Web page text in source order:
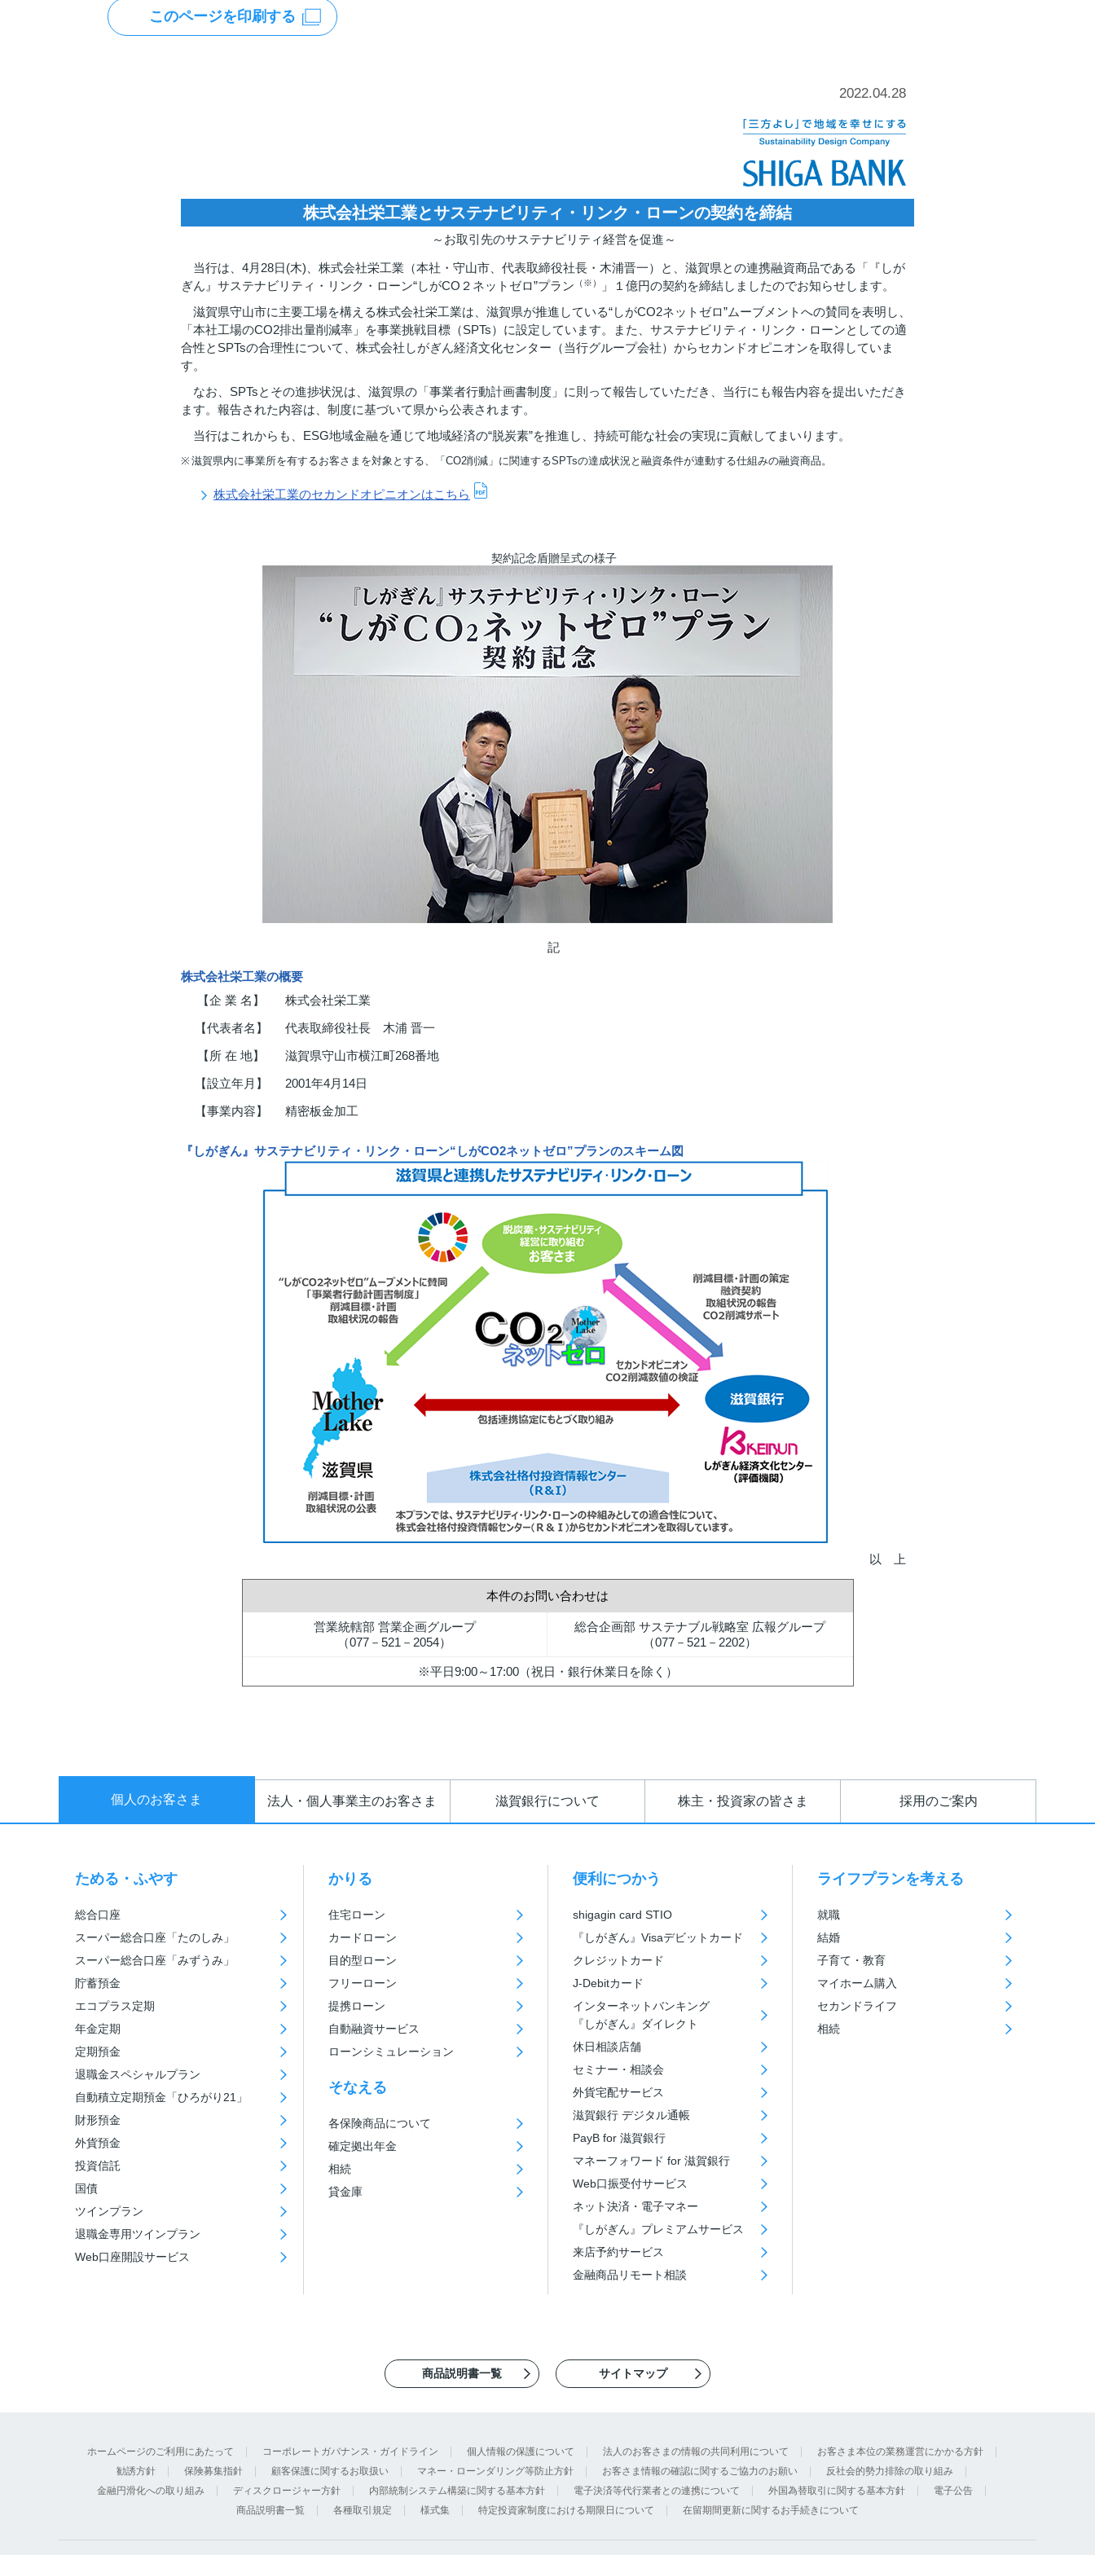
このページを印刷する
2022.04.28
株式会社栄工業とサステナビリティ・リンク・ローンの契約を締結
～お取引先のサステナビリティ経営を促進～
当行は、4月28日(木)、株式会社栄工業（本社・守山市、代表取締役社長・木浦晋一）と、滋賀県との連携融資商品である「『しが
ぎん』サステナビリティ・リンク・ローン“しがCO２ネットゼロ”プラン （※）
」１億円の契約を締結しましたのでお知らせします。
滋賀県守山市に主要工場を構える株式会社栄工業は、滋賀県が推進している“しがCO2ネットゼロ”ムーブメントへの賛同を表明し、
「本社工場のCO2排出量削減率」を事業挑戦目標（SPTs）に設定しています。また、サステナビリティ・リンク・ローンとしての適
合性とSPTsの合理性について、株式会社しがぎん経済文化センター（当行グループ会社）からセカンドオピニオンを取得していま
す。
なお、SPTsとその進捗状況は、滋賀県の「事業者行動計画書制度」に則って報告していただき、当行にも報告内容を提出いただき
ます。報告された内容は、制度に基づいて県から公表されます。
当行はこれからも、ESG地域金融を通じて地域経済の“脱炭素”を推進し、持続可能な社会の実現に貢献してまいります。
滋賀県内に事業所を有するお客さまを対象とする、「CO2削減」に関連するSPTsの達成状況と融資条件が連動する仕組みの融資商品。
株式会社栄工業のセカンドオピニオンはこちら
契約記念盾贈呈式の様子
記
株式会社栄工業の概要
【企 業 名】
株式会社栄工業
【代表者名】
代表取締役社長 木浦 晋一
【所 在 地】
滋賀県守山市横江町268番地
【設立年月】
2001年4月14日
【事業内容】
精密板金加工
『しがぎん』サステナビリティ・リンク・ローン“しがCO2ネットゼロ”プランのスキーム図
以 上
本件のお問い合わせは
営業統轄部 営業企画グループ
（077－521－2054）
総合企画部 サステナブル戦略室 広報グループ
（077－521－2202）
※平日9:00～17:00（祝日・銀行休業日を除く）
個人のお客さま 法人・個人事業主のお客さま 滋賀銀行について 株主・投資家の皆さま 採用のご案内
ためる・ふやす
総合口座
スーパー総合口座「たのしみ」
スーパー総合口座「みずうみ」
貯蓄預金
エコプラス定期
年金定期
定期預金
退職金スペシャルプラン
自動積立定期預金「ひろがり21」
財形預金
外貨預金
投資信託
国債
ツインプラン
退職金専用ツインプラン
Web口座開設サービス
かりる
住宅ローン
カードローン
目的型ローン
フリーローン
提携ローン
自動融資サービス
ローンシミュレーション
そなえる
各保険商品について
確定拠出年金
相続
貸金庫
便利につかう
shigagin card STIO
『しがぎん』Visaデビットカード
クレジットカード
J-Debitカード
インターネットバンキング
『しがぎん』ダイレクト
休日相談店舗
セミナー・相談会
外貨宅配サービス
滋賀銀行 デジタル通帳
PayB for 滋賀銀行
マネーフォワード for 滋賀銀行
Web口振受付サービス
ネット決済・電子マネー
『しがぎん』プレミアムサービス
来店予約サービス
金融商品リモート相談
ライフプランを考える
就職
結婚
子育て・教育
マイホーム購入
セカンドライフ
相続
商品説明書一覧 サイトマップ
ホームページのご利用にあたって コーポレートガバナンス・ガイドライン 個人情報の保護について 法人のお客さまの情報の共同利用について
お客さま本位の業務運営にかかる方針
勧誘方針
保険募集指針 顧客保護に関するお取扱い マネー・ローンダリング等防止方針 お客さま情報の確認に関するご協力のお願い
反社会的勢力排除の取り組み
金融円滑化への取り組み
ディスクロージャー方針 内部統制システム構築に関する基本方針 電子決済等代行業者との連携について 外国為替取引に関する基本方針
電子公告
商品説明書一覧
各種取引規定 様式集 特定投資家制度における期限日について 在留期間更新に関するお手続きについて